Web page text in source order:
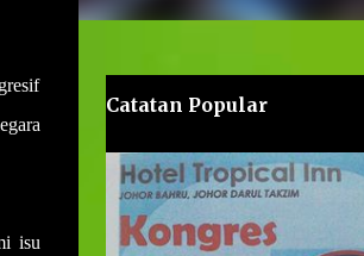
isu
Catatan Popular